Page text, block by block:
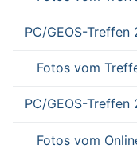
PC/GEOS-Treffen
Fotos vom
PC/GEOS-Treffen
Fotos vom